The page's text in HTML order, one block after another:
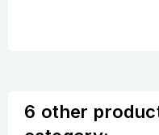
6 other